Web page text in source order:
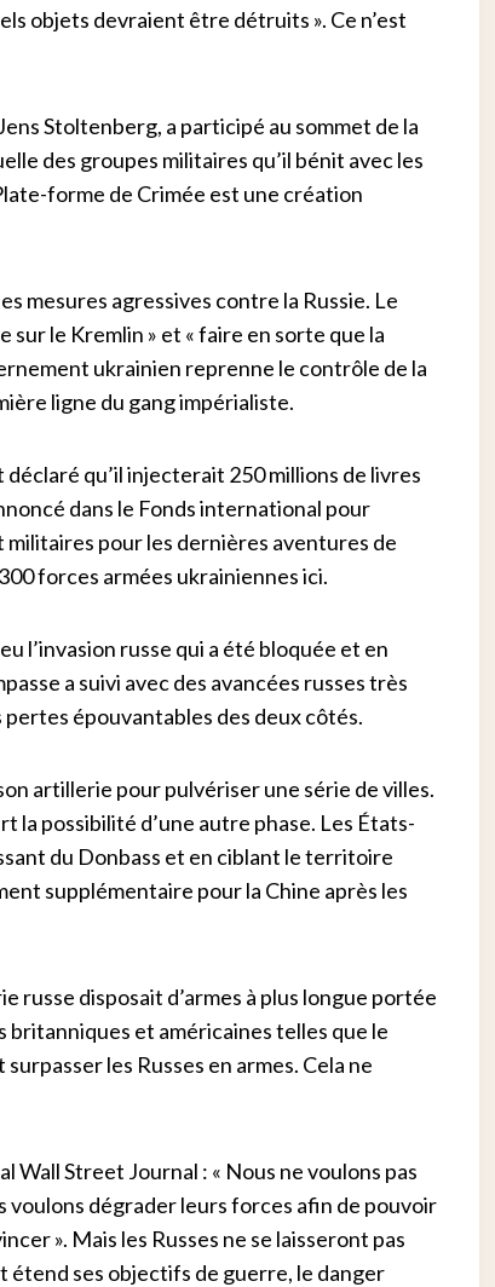
objets devraient être détruits ». Ce n’est
Stoltenberg, a participé au sommet de la
des groupes militaires qu’il bénit avec les
forme de Crimée est une création
mesures agressives contre la Russie. Le
le Kremlin » et « faire en sorte que la
ukrainien reprenne le contrôle de la
ligne du gang impérialiste.
qu’il injecterait 250 millions de livres
dans le Fonds international pour
pour les dernières aventures de
forces armées ukrainiennes ici.
l’invasion russe qui a été bloquée et en
a suivi avec des avancées russes très
pertes épouvantables des deux côtés.
artillerie pour pulvériser une série de villes.
la possibilité d’une autre phase. Les États-
du Donbass et en ciblant le territoire
supplémentaire pour la Chine après les
russe disposait d’armes à plus longue portée
britanniques et américaines telles que le
les Russes en armes. Cela ne
Street Journal : « Nous ne voulons pas
voulons dégrader leurs forces afin de pouvoir
». Mais les Russes ne se laisseront pas
étend ses objectifs de guerre, le danger